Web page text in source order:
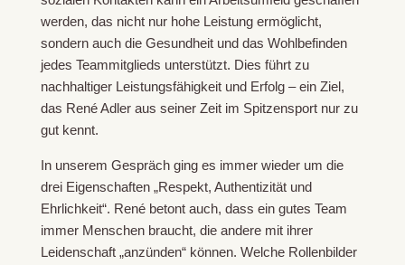
werden, das nicht nur hohe Leistung ermöglicht,
sondern auch die Gesundheit und das Wohlbefinden
jedes Teammitglieds unterstützt. Dies führt zu
nachhaltiger Leistungsfähigkeit und Erfolg – ein Ziel,
das René Adler aus seiner Zeit im Spitzensport nur zu
gut kennt.
In unserem Gespräch ging es immer wieder um die
drei Eigenschaften „Respekt, Authentizität und
Ehrlichkeit“. René betont auch, dass ein gutes Team
immer Menschen braucht, die andere mit ihrer
Leidenschaft „anzünden“ können. Welche Rollenbilder